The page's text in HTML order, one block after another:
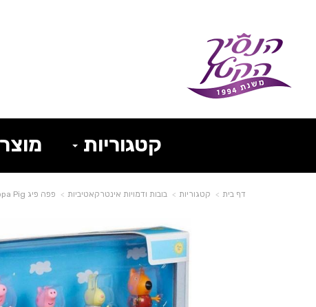
קטגוריות
דף בית קטגוריות בובות ודמויות אינטרקאטיביות פפה פיג Peppa Pig